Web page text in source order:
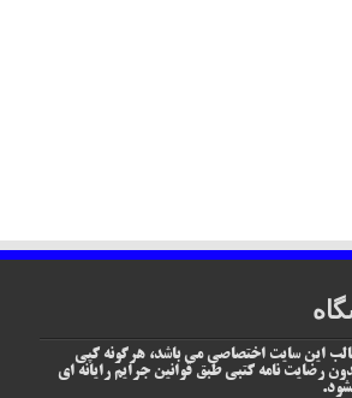
این سایت اختصاصی می باشد، هرگونه کپی
رضایت نامه کتبی طبق قوانین جرایم رایانه ای